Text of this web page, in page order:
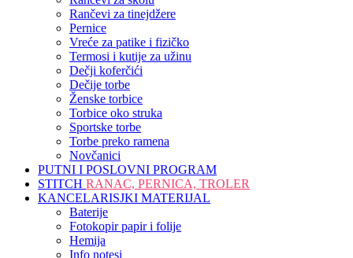
Rančevi za tinejdžere
Pernice
Vreće za patike i fizičko
Termosi i kutije za užinu
Dečji koferčići
Dečije torbe
Ženske torbice
Torbice oko struka
Sportske torbe
Torbe preko ramena
Novčanici
PUTNI I POSLOVNI PROGRAM
STITCH RANAC, PERNICA, TROLER
KANCELARISJKI MATERIJAL
Baterije
Fotokopir papir i folije
Hemija
Info notesi